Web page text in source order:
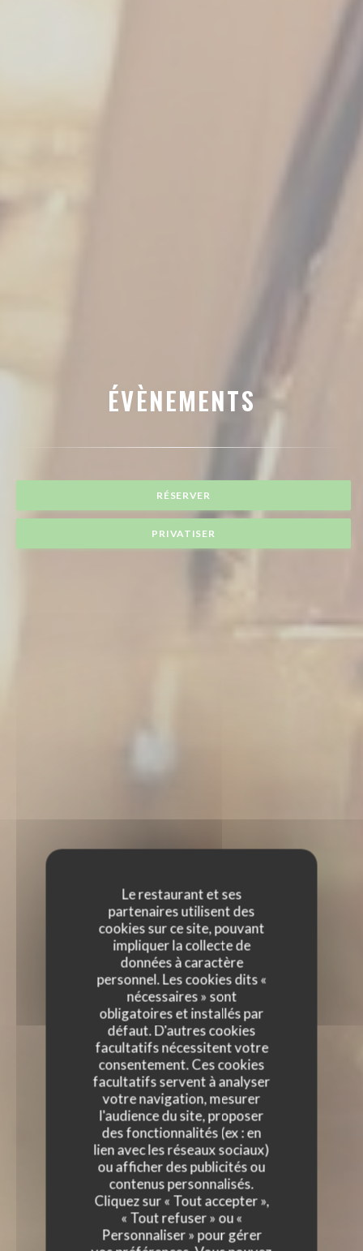
Le restaurant et ses
partenaires utilisent des
cookies sur ce site, pouvant
impliquer la collecte de
données à caractère
personnel. Les cookies dits «
nécessaires » sont
obligatoires et installés par
défaut. D'autres cookies
facultatifs nécessitent votre
consentement. Ces cookies
facultatifs servent à analyser
votre navigation, mesurer
l'audience du site, proposer
des fonctionnalités (ex : en
lien avec les réseaux sociaux)
ou afficher des publicités ou
contenus personnalisés.
Cliquez sur « Tout accepter »,
« Tout refuser » ou «
Personnaliser » pour gérer
ÉVÈNEMENTS
RÉSERVER
PRIVATISER